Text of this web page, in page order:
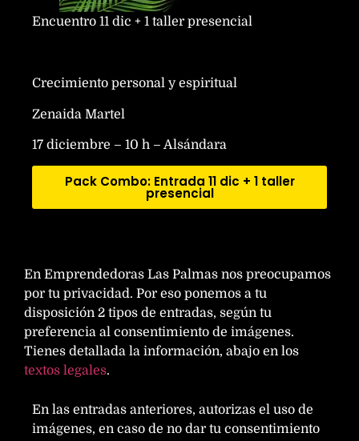
Encuentro 11 dic + 1 taller presencial
Crecimiento personal y espiritual
Zenaida Martel
17 diciembre – 10 h – Alsándara
Pack Combo: Entrada 11 dic + 1 taller
presencial
En Emprendedoras Las Palmas nos preocupamos
por tu privacidad. Por eso ponemos a tu
disposición 2 tipos de entradas, según tu
preferencia al consentimiento de imágenes.
Tienes detallada la información, abajo en los
textos legales.
En las entradas anteriores, autorizas el uso de
imágenes, en caso de no dar tu consentimiento